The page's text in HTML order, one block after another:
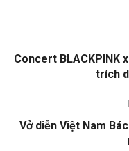
Concert BLACKPINK
trích
Vở diễn Việt Nam